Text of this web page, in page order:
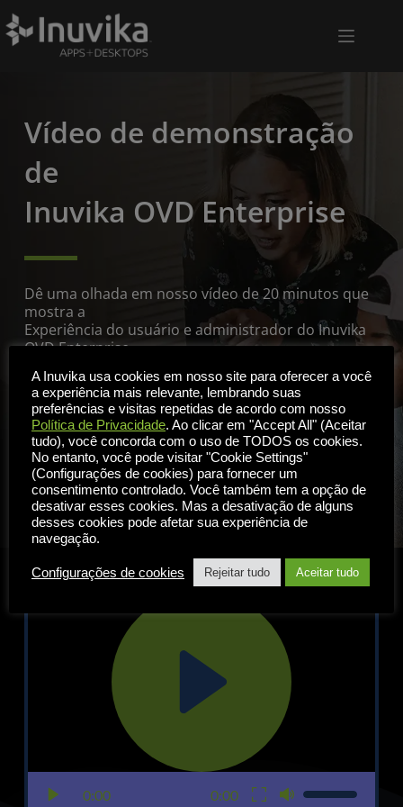
Vídeo de demonstração
de
Inuvika OVD Enterprise
Dê uma olhada em nosso vídeo de 20 minutos que
mostra a
Experiência do usuário e administrador do Inuvika
OVD Enterprise.
Se tiver alguma dúvida, entre em contato conosco
enviando
um e-mail para vendas@inuvika.com
EXPERIMENTE O OVD AGORA
0:00 0:00
A Inuvika usa cookies em nosso site para oferecer a você
a experiência mais relevante, lembrando suas
preferências e visitas repetidas de acordo com nosso
Política de Privacidade. Ao clicar em "Accept All" (Aceitar
tudo), você concorda com o uso de TODOS os cookies.
No entanto, você pode visitar "Cookie Settings"
(Configurações de cookies) para fornecer um
consentimento controlado. Você também tem a opção de
desativar esses cookies. Mas a desativação de alguns
desses cookies pode afetar sua experiência de
navegação.
Configurações de cookies Rejeitar tudo Aceitar tudo